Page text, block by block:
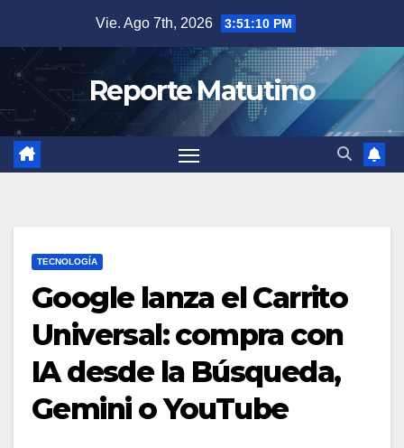
contenido
Vie. Ago 7th, 2026 3:51:11 PM
Reporte Matutino
TECNOLOGÍA
Google lanza el Carrito
Universal: compra con
IA desde la Búsqueda,
Gemini o YouTube